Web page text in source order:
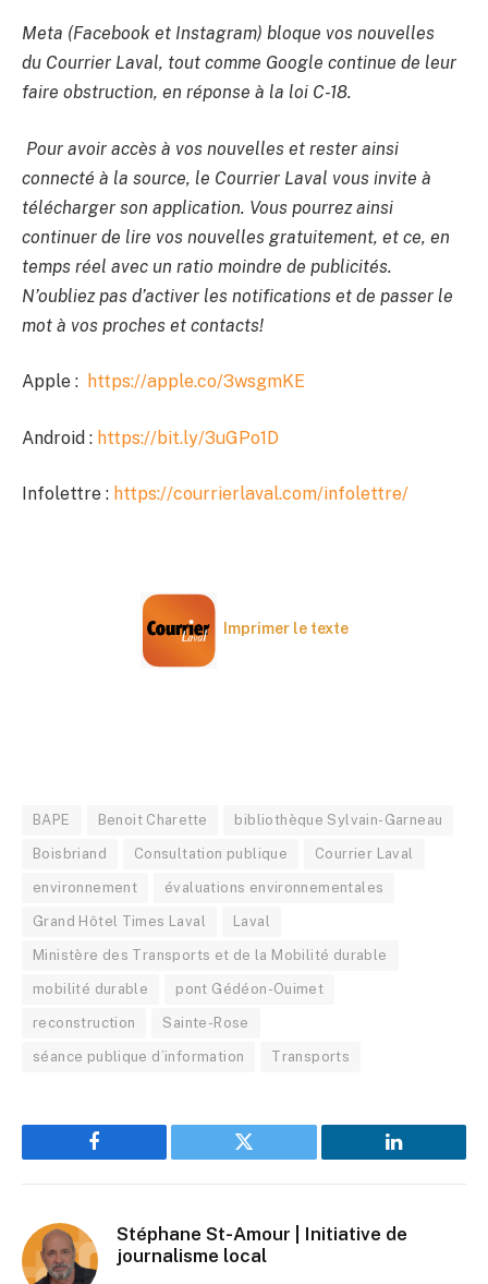
Meta (Facebook et Instagram) bloque vos nouvelles
du Courrier Laval, tout comme Google continue de leur
faire obstruction, en réponse à la loi C-18.
Pour avoir accès à vos nouvelles et rester ainsi
connecté à la source, le Courrier Laval vous invite à
télécharger son application. Vous pourrez ainsi
continuer de lire vos nouvelles gratuitement, et ce, en
temps réel avec un ratio moindre de publicités.
N’oubliez pas d’activer les notifications et de passer le
mot à vos proches et contacts!
Apple : https://apple.co/3wsgmKE
Android : https://bit.ly/3uGPo1D
Infolettre : https://courrierlaval.com/infolettre/
Imprimer le texte
BAPE Benoit Charette bibliothèque Sylvain-Garneau
Boisbriand Consultation publique Courrier Laval
environnement évaluations environnementales
Grand Hôtel Times Laval Laval
Ministère des Transports et de la Mobilité durable
mobilité durable pont Gédéon-Ouimet
reconstruction Sainte-Rose
séance publique d’information Transports
Facebook Twitter LinkedIn
Stéphane St-Amour | Initiative de
journalisme local